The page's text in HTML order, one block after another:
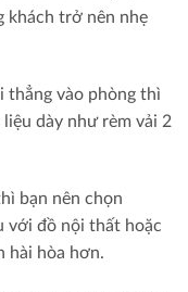
khách trở nên nhẹ
thẳng vào phòng thì
dày như rèm vải 2
bạn nên chọn
với đồ nội thất hoặc
hài hòa hơn.